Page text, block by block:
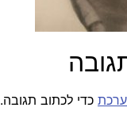
כדי לכתוב תגובה.